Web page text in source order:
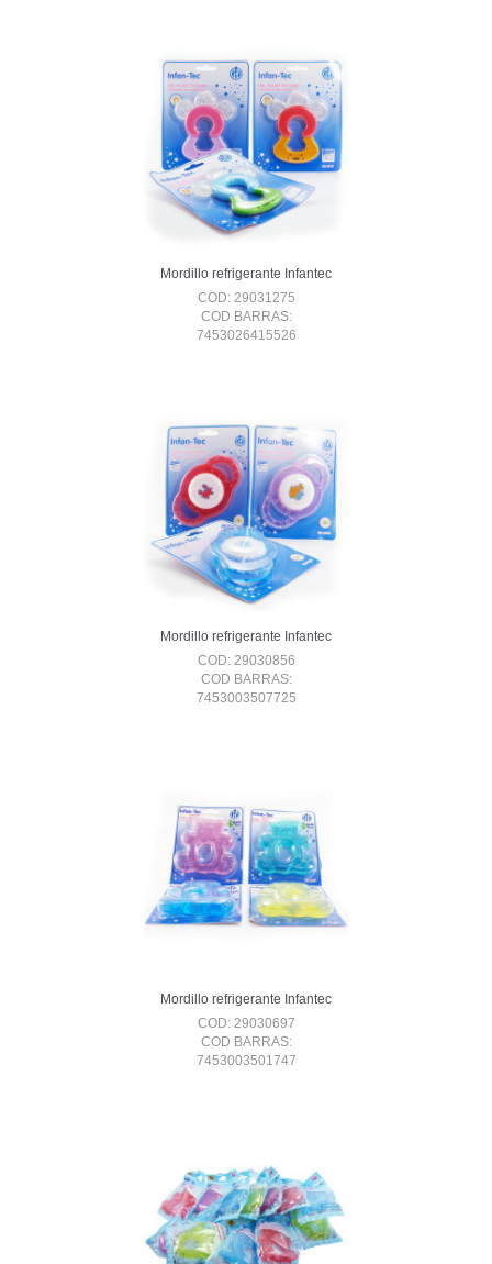
Mordillo refrigerante Infantec
COD: 29031275
COD BARRAS:
7453026415526
Mordillo refrigerante Infantec
COD: 29030856
COD BARRAS:
7453003507725
Mordillo refrigerante Infantec
COD: 29030697
COD BARRAS:
7453003501747